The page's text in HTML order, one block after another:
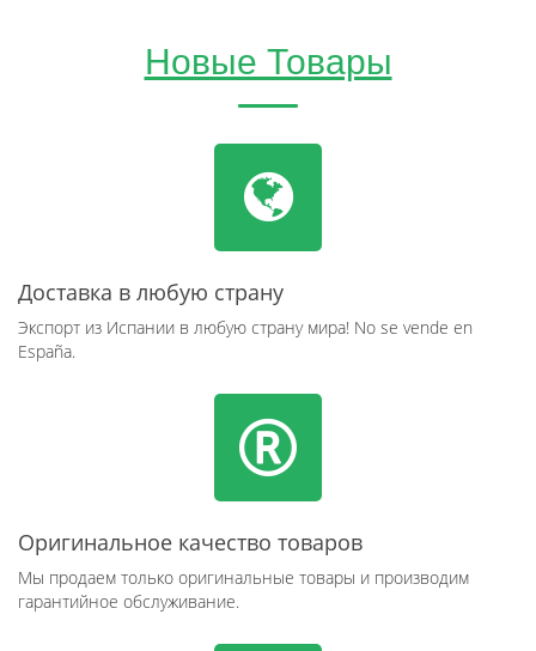
Новые Товары
Доставка в любую страну
Экспорт из Испании в любую страну мира! No se vende en
España.
Оригинальное качество товаров
Мы продаем только оригинальные товары и производим
гарантийное обслуживание.